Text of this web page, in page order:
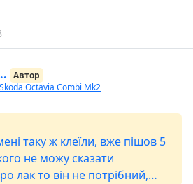
Автор
Skoda Octavia Combi Mk2
таку ж клеїли, вже пішов 5
не можу сказати
лак то він не потрібний,